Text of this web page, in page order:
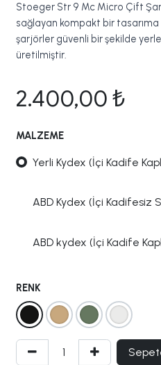
Stoeger Str 9 Mc Micro Çift
sağlayan kompakt bir tasarıma
şarjörler güvenli bir şekilde
üretilmiştir.
2.400,00 ₺
MALZEME
Yerli Kydex (İçi Kadife
ABD Kydex (İçi Kadifesiz
ABD kydex (İçi Kadife
RENK